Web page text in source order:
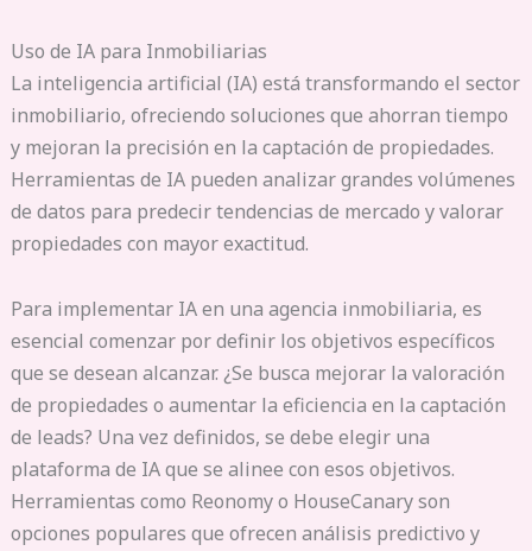
Uso de IA para Inmobiliarias
La inteligencia artificial (IA) está transformando el sector
inmobiliario, ofreciendo soluciones que ahorran tiempo
y mejoran la precisión en la captación de propiedades.
Herramientas de IA pueden analizar grandes volúmenes
de datos para predecir tendencias de mercado y valorar
propiedades con mayor exactitud.
Para implementar IA en una agencia inmobiliaria, es
esencial comenzar por definir los objetivos específicos
que se desean alcanzar. ¿Se busca mejorar la valoración
de propiedades o aumentar la eficiencia en la captación
de leads? Una vez definidos, se debe elegir una
plataforma de IA que se alinee con esos objetivos.
Herramientas como Reonomy o HouseCanary son
opciones populares que ofrecen análisis predictivo y